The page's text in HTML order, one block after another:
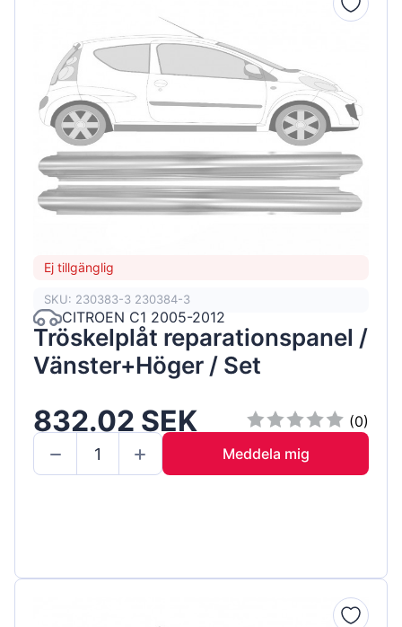
Ej tillgänglig
SKU: 230383-3 230384-3
CITROEN C1 2005-2012
Tröskelplåt reparationspanel /
Vänster+Höger / Set
832.02 SEK
(0)
Meddela mig